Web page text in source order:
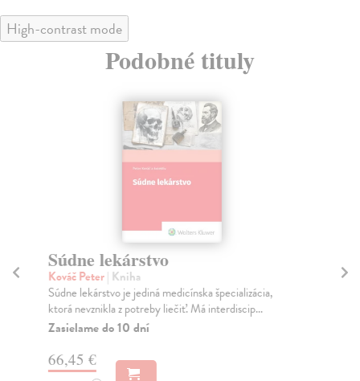
High-contrast mode
Podobné tituly
Súdne lekárstvo
Kováč Peter| Kniha
Súdne lekárstvo je jediná medicínska špecializácia,
ktorá nevznikla z potreby liečiť. Má interdiscip...
Zasielame do 10 dní
66,45 €